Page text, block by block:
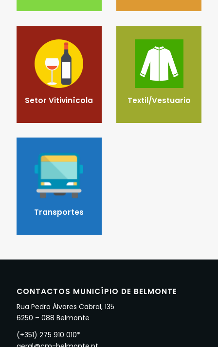
Setor Vitivinícola Textil/Vestuario
Transportes
CONTACTOS MUNICÍPIO DE BELMONTE
Rua Pedro Álvares Cabral, 135
6250 – 088 Belmonte
(+351) 275 910 010*